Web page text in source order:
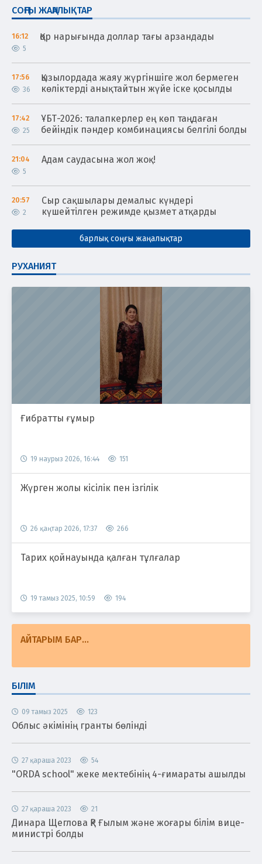
СОҢҒЫ ЖАҢАЛЫҚТАР
16:12
5
Қор нарығында доллар тағы арзандады
17:56
36
Қызылордада жаяу жүргіншіге жол бермеген
көліктерді анықтайтын жүйе іске қосылды
17:42
25
ҰБТ-2026: талапкерлер ең көп таңдаған
бейіндік пәндер комбинациясы белгілі болды
21:04
5
Адам саудасына жол жоқ!
20:57
2
Сыр сақшылары демалыс күндері
күшейтілген режимде қызмет атқарды
барлық соңғы жаңалықтар
РУХАНИЯТ
Ғибратты ғұмыр
19 наурыз 2026, 16:44 151
Жүрген жолы кісілік пен ізгілік
26 қаңтар 2026, 17:37 266
Тарих қойнауында қалған тұлғалар
19 тамыз 2025, 10:59 194
АЙТАРЫМ БАР...
БІЛІМ
09 тамыз 2025 123
Облыс әкімінің гранты бөлінді
27 қараша 2023 54
"ORDA school" жеке мектебінің 4-ғимараты ашылды
27 қараша 2023 21
Динара Щеглова ҚР Ғылым және жоғары білім вице-
министрі болды